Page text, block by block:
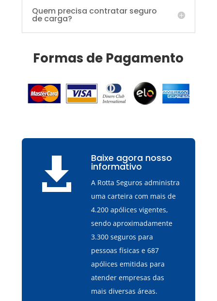
Quem precisa contratar seguro
de carga?
Formas de Pagamento
 Baixe agora nosso
informativo
A Rotta Seguros administra
uma carteira com mais de
4.200 apólices vigentes,
sendo aproximadamente
3.300 seguros para
pessoas físicas e 687
apólices emitidas para
atender empresas das
mais diversas áreas.